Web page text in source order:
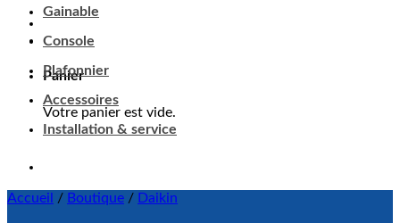
Panier
Votre panier est vide.
Gainable
Console
Plafonnier
Accessoires
Installation & service
Accueil / Boutique / Daikin